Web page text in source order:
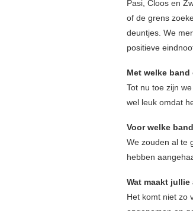
Pasi, Cloos en
of de grens
deuntjes. We
positieve
Met welke
Tot nu toe zijn
wel leuk omdat
Voor welke
We zouden al te
hebben
Wat maakt
Het komt niet zo